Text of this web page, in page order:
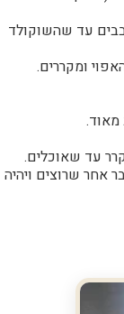
עד שהשוקולד
אחר שרוצים ויהיה